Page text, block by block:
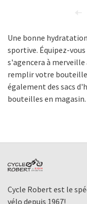
Une bonne
sportive. Équipez-
s'agencera à
remplir votre bouteille
également des sacs
bouteilles en magasin.
Cycle Robert est le
vélo depuis 1967!